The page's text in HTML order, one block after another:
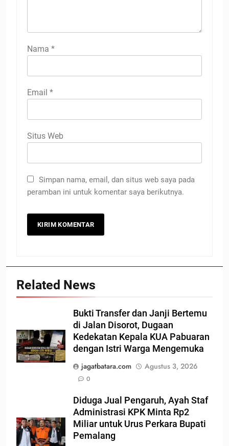
Nama *
Email *
Situs Web
Simpan nama, email, dan situs web saya pada
peramban ini untuk komentar saya berikutnya.
Related News
Bukti Transfer dan Janji Bertemu
di Jalan Disorot, Dugaan
Kedekatan Kepala KUA Pabuaran
dengan Istri Warga Mengemuka
jagatbatara.com
Agustus 3, 2026
0
Diduga Jual Pengaruh, Ayah Staf
Administrasi KPK Minta Rp2
Miliar untuk Urus Perkara Bupati
Pemalang